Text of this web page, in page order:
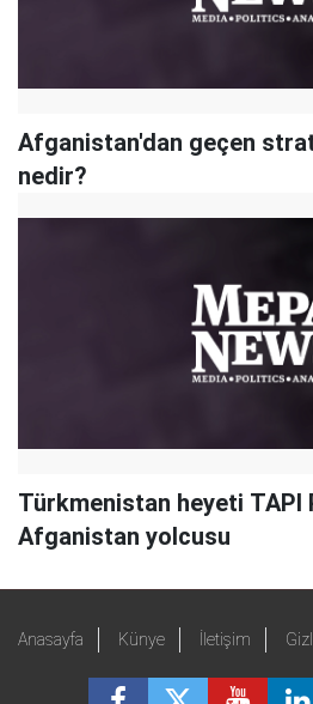
Afganistan'dan geçen
nedir?
Türkmenistan heyeti TAPI
Afganistan yolcusu
Anasayfa Künye İletişim